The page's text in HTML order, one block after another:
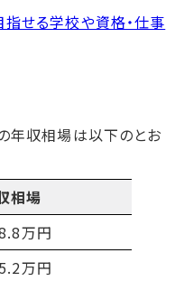
せる学校や資格・仕事
年収相場は以下のとお
相場
万円
万円